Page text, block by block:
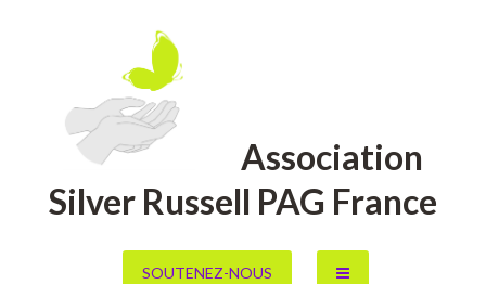
Association
Silver Russell PAG France
SOUTENEZ-NOUS